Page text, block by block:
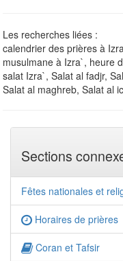
Les recherches liées :
calendrier des prières à
musulmane à Izra`, heure
salat Izra`, Salat al fadjr,
Salat al maghreb, Salat al
Sections
Fêtes nationales et
Horaires de prières
Coran et Tafsir